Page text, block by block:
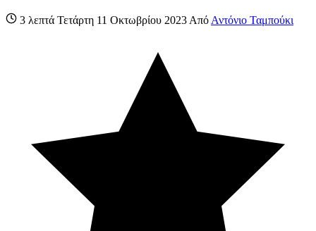
3 λεπτά Τετάρτη 11 Οκτωβρίου 2023 Από Αντόνιο Ταμπούκι